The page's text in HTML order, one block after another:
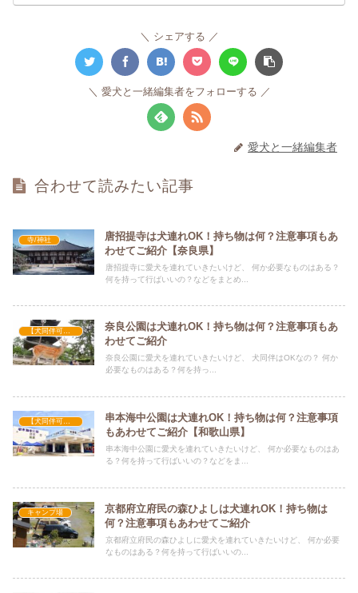
シェアする
愛犬と一緒編集者をフォローする
愛犬と一緒編集者
合わせて読みたい記事
寺/神社
唐招提寺は犬連れOK！持ち物は何？注意事項もあ
わせてご紹介【奈良県】
唐招提寺に愛犬を連れていきたいけど、 何か必要なものはある？
何を持って行ばいいの？などをまとめ...
奈良公園は犬連れOK！持ち物は何？注意事項もあ
わせてご紹介
奈良公園に愛犬を連れていきたいけど、 犬同伴はOKなの？ 何か
必要なものはある？何を持っ...
【犬同伴可】公園
串本海中公園は犬連れOK！持ち物は何？注意事項
もあわせてご紹介【和歌山県】
串本海中公園に愛犬を連れていきたいけど、 何か必要なものはあ
る？何を持って行ばいいの？などをま...
キャンプ場
京都府立府民の森ひよしは犬連れOK！持ち物は
何？注意事項もあわせてご紹介
京都府立府民の森ひよしに愛犬を連れていきたいけど、 何か必要
なものはある？何を持って行ばいいの...